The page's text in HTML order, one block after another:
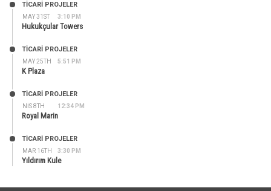
MAY 31ST 3:10 PM
TİCARİ PROJELER
Hukukçular Towers
MAY 25TH 5:51 PM
TİCARİ PROJELER
K Plaza
NIS 8TH 12:34 PM
TİCARİ PROJELER
Royal Marin
MAR 16TH 3:30 PM
TİCARİ PROJELER
Yıldırım Kule